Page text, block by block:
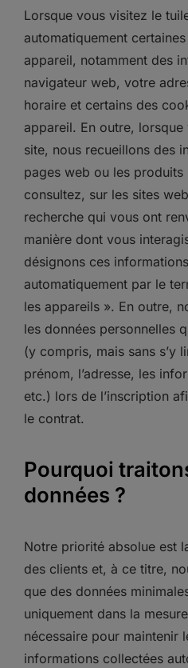
Lorsque vous visitez le
automatiquement
appareil, notamment des
navigateur web, votre
horaire et certains des
appareil. En outre,
site, nous recueillons des
pages web ou les
consultez, sur les sites
recherche qui vous ont
manière dont vous
désignons ces
automatiquement par le
les appareils ». En outre,
les données personnelles
(y compris, mais sans s’y
prénom, l’adresse, les
etc.) lors de l’inscription
le contrat.
Pourquoi
données ?
Notre priorité absolue est
des clients et, à ce titre,
que des données
uniquement dans la
nécessaire pour maintenir
informations collectées